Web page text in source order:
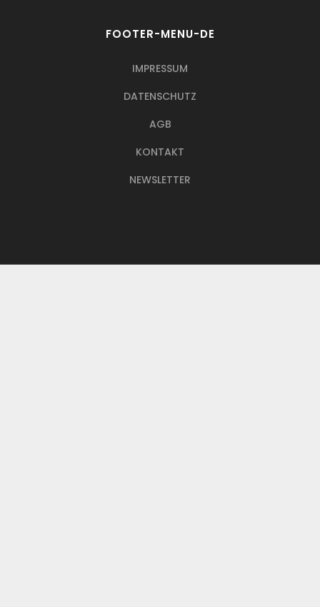
FOOTER-MENU-DE
IMPRESSUM
DATENSCHUTZ
AGB
KONTAKT
NEWSLETTER